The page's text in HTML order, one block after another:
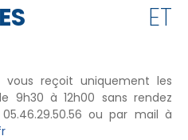
ET
vous reçoit uniquement les
9h30 à 12h00 sans rendez
ou par mail à